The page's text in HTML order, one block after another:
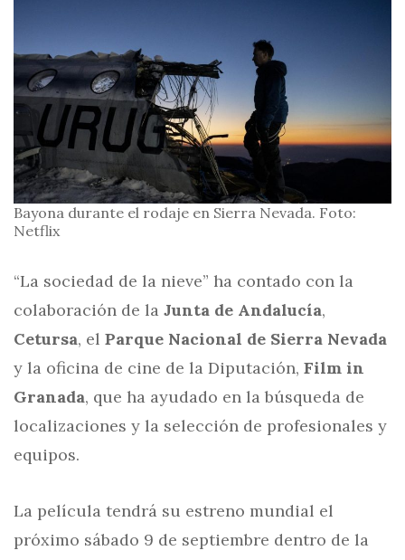
Bayona durante el rodaje en Sierra Nevada. Foto:
Netflix
“La sociedad de la nieve” ha contado con la
colaboración de la Junta de Andalucía,
Cetursa, el Parque Nacional de Sierra Nevada
y la oficina de cine de la Diputación, Film in
Granada, que ha ayudado en la búsqueda de
localizaciones y la selección de profesionales y
equipos.
La película tendrá su estreno mundial el
próximo sábado 9 de septiembre dentro de la